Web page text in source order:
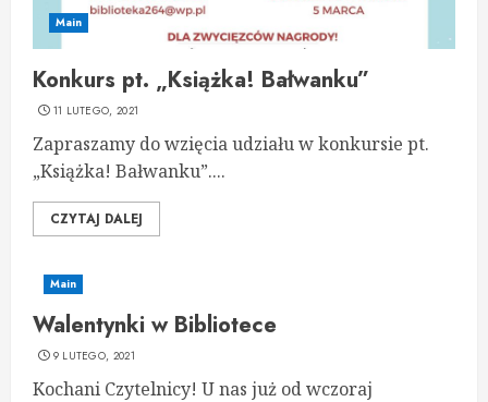
Main
Konkurs pt. „Książka! Bałwanku”
11 LUTEGO, 2021
Zapraszamy do wzięcia udziału w konkursie pt.
„Książka! Bałwanku”....
CZYTAJ DALEJ
Main
Walentynki w Bibliotece
9 LUTEGO, 2021
Kochani Czytelnicy! U nas już od wczoraj